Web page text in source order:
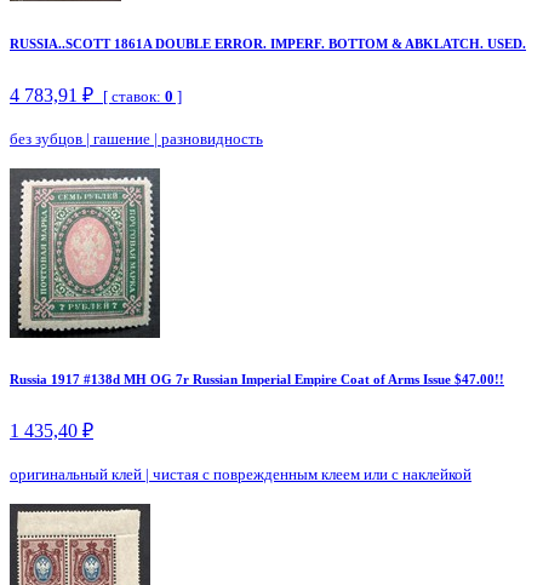
RUSSIA..SCOTT 1861A DOUBLE ERROR. IMPERF. BOTTOM & ABKLATCH. USED.
4 783,91 ₽ [ ставок: 0 ]
без зубцов | гашение | разновидность
Russia 1917 #138d MH OG 7r Russian Imperial Empire Coat of Arms Issue $47.00!!
1 435,40 ₽
оригинальный клей | чистая с поврежденным клеем или с наклейкой